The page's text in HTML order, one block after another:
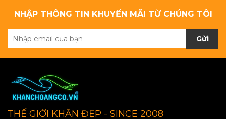
NHẬP THÔNG TIN KHUYẾN MÃI TỪ CHÚNG TÔI
Gửi
THẾ GIỚI KHĂN ĐẸP - SINCE 2008